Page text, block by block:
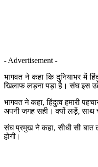
- Advertisement -
भागवत ने कहा कि दुनियाभर में
खिलाफ लड़ना पड़ा है। संघ इस
भागवत ने कहा, हिंदुत्व हमारी
अपनी जगह सही। क्यों लड़ें, साथ
संघ प्रमुख ने कहा, सीधी सी बात
होगी।